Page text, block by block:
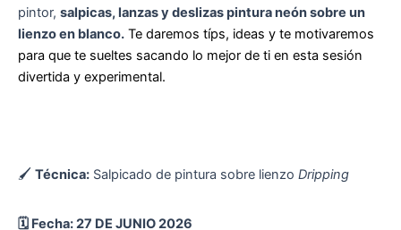
pintor, salpicas, lanzas y deslizas pintura neón sobre un
lienzo en blanco. Te daremos típs, ideas y te motivaremos
para que te sueltes sacando lo mejor de ti en esta sesión
divertida y experimental.
🖌 Técnica: Salpicado de pintura sobre lienzo Dripping
🗓️ Fecha: 27 DE JUNIO 2026